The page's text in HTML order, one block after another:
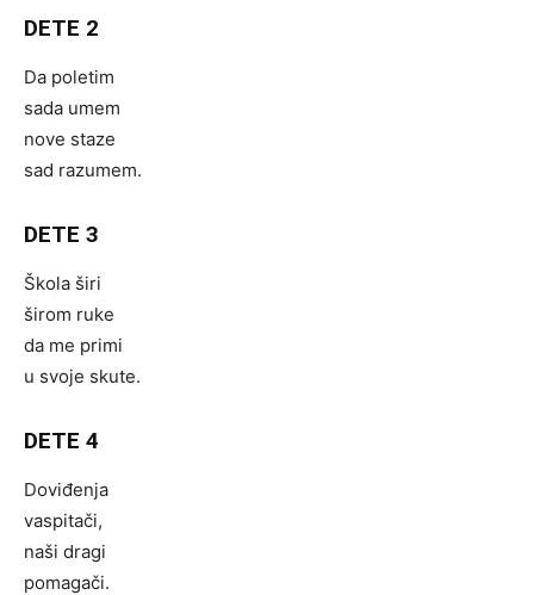
DETE 2
Da poletim
sada umem
nove staze
sad razumem.
DETE 3
Škola širi
širom ruke
da me primi
u svoje skute.
DETE 4
Doviđenja
vaspitači,
naši dragi
pomagači.